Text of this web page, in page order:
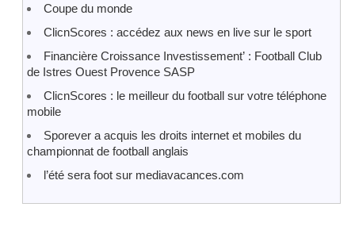
Coupe du monde
ClicnScores : accédez aux news en live sur le sport
Financière Croissance Investissement’ : Football Club
de Istres Ouest Provence SASP
ClicnScores : le meilleur du football sur votre téléphone
mobile
Sporever a acquis les droits internet et mobiles du
championnat de football anglais
l’été sera foot sur mediavacances.com